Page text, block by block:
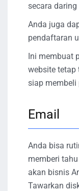
secara daring
Anda juga
pendaftaran
Ini membuat
website tetap
siap membeli
Email
Anda bisa
memberi
akan bisnis
Tawarkan